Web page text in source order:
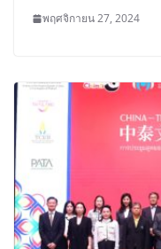
พฤศจิกายน 27, 2024